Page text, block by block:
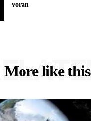
voran
More like this
RELATED